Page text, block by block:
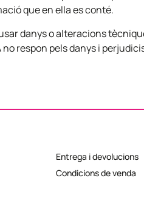
que en ella es conté.
danys o alteracions
respon pels danys i
Entrega i devolucions
Condicions de venda